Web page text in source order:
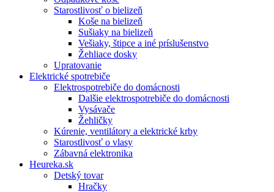
Starostlivosť o bielizeň
Koše na bielizeň
Sušiaky na bielizeň
Vešiaky, štipce a iné príslušenstvo
Žehliace dosky
Upratovanie
Elektrické spotrebiče
Elektrospotrebiče do domácnosti
Dalšie elektrospotrebiče do domácnosti
Vysávače
Žehličky
Kúrenie, ventilátory a elektrické krby
Starostlivosť o vlasy
Zábavná elektronika
Heureka.sk
Detský tovar
Hračky